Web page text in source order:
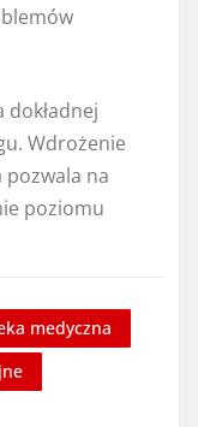
dokładnej
Wdrożenie
na
poziomu
medyczna